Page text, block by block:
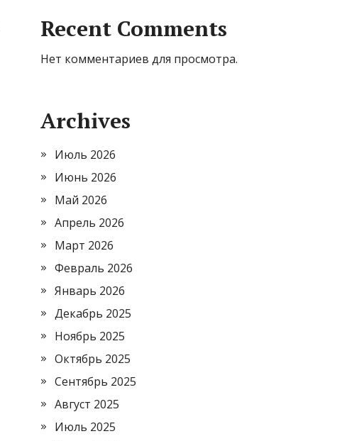
Recent Comments
Нет комментариев для просмотра.
Archives
Июль 2026
Июнь 2026
Май 2026
Апрель 2026
Март 2026
Февраль 2026
Январь 2026
Декабрь 2025
Ноябрь 2025
Октябрь 2025
Сентябрь 2025
Август 2025
Июль 2025